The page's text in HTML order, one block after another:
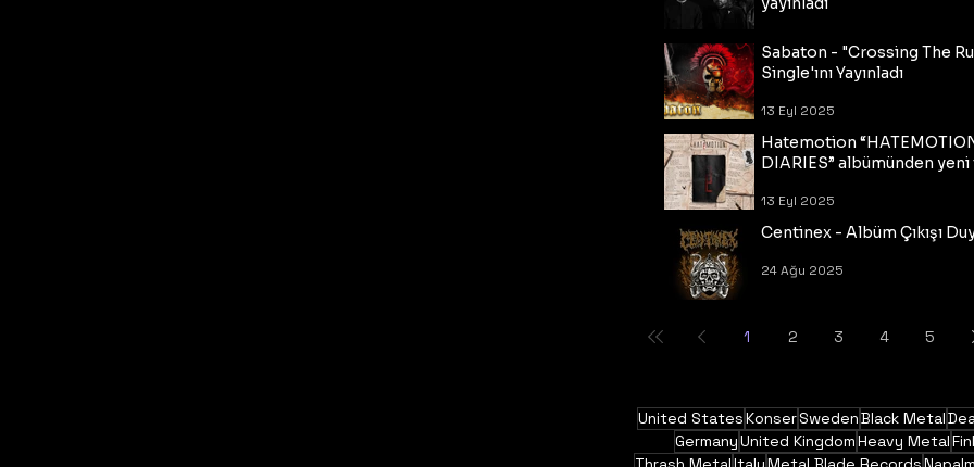
Sabaton - "Crossing The
Single'ını Yayınladı
13 Eyl 2025
Hatemotion
DIARIES” albümünden
13 Eyl 2025
Centinex - Albüm Çıkışı
24 Ağu 2025
1 2 3 4 5
United StatesKonserSwedenBlack Metal
GermanyUnited KingdomHeavy Metal